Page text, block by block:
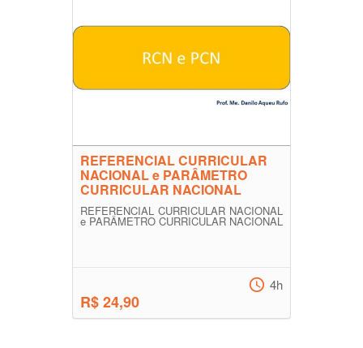
REFERENCIAL CURRICULAR
NACIONAL e PARÂMETRO
CURRICULAR NACIONAL
REFERENCIAL CURRICULAR NACIONAL
e PARÂMETRO CURRICULAR NACIONAL
R$ 24,90
4h